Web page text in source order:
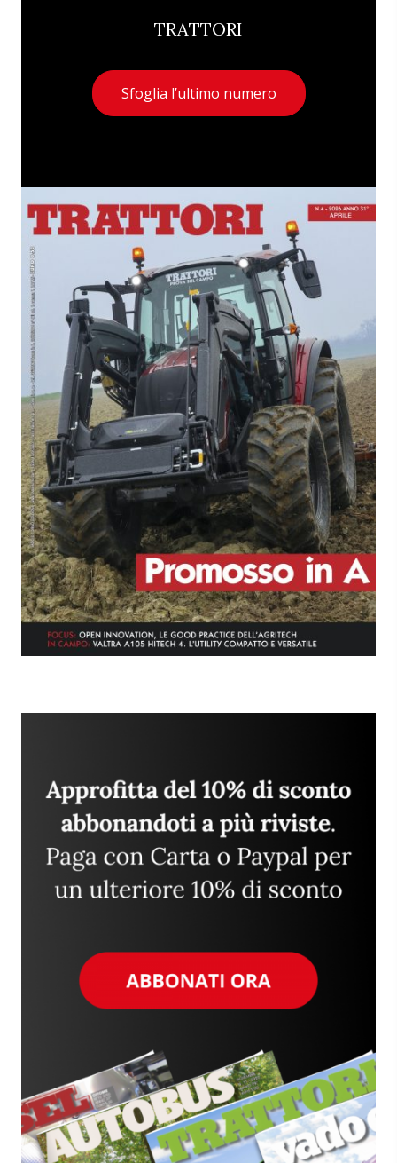
TRATTORI
Sfoglia l’ultimo numero